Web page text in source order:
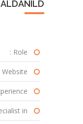
Role :
Website :
:
in :